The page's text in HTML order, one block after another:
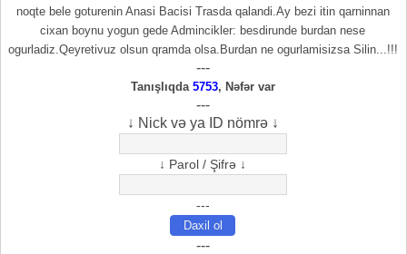
noqte bele goturenin Anasi Bacisi Trasda qalandi.Ay bezi itin qarninnan
cixan boynu yogun gede Admincikler: besdirunde burdan nese
ogurladiz.Qeyretivuz olsun qramda olsa.Burdan ne ogurlamisizsa Silin...!!!
---
Tanışlıqda 5753, Nəfər var
---
↓ Nick və ya ID nömrə ↓
↓ Parol / Şifrə ↓
---
---